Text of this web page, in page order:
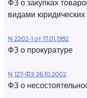
ФЗ о закупках
видами юридических
N 2202-1 от 17.01.1992
ФЗ о прокуратуре
N 127-ФЗ 26.10.2002
ФЗ о